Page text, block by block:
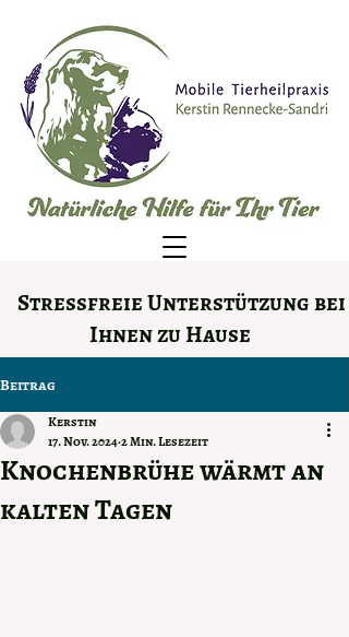
Stressfreie Unterstützung bei
Ihnen zu Hause
Beitrag
Knochenbrühe wärmt an
kalten Tagen
Kerstin
17. Nov. 20242 Min. Lesezeit